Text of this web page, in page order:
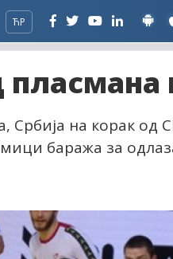
ЋР
на корак од
баража за